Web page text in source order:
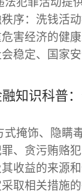
序：洗钱活
害经济的健
稳定、国家
知识科普
掩饰、隐瞒
、贪污贿赂
收益的来源
取相关措施